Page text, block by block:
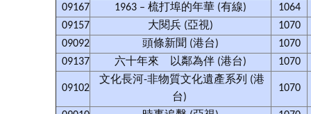
09167
1963 – 梳打埠的年華 (有線)
1064
09157
大閱兵 (亞視)
1070
09092
頭條新聞 (港台)
1070
09137
六十年來 以鄰為伴 (港台) 1070
09102
文化長河-非物質文化遺產系列 (港
台)
1070